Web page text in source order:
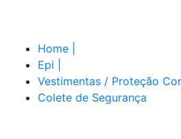
Home
Epi
Vestimentas / Proteção
Colete de Segurança